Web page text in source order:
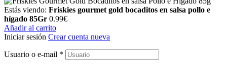
Estás viendo: Friskies gourmet gold bocaditos en salsa pollo e
hígado 85Gr 0.99€
Añadir al carrito
Iniciar sesión Crear cuenta nueva
Usuario o e-mail *